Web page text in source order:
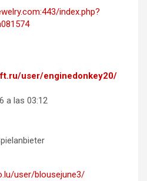
index.php?
user/enginedonkey20/
a las 03:12
user/blousejune3/